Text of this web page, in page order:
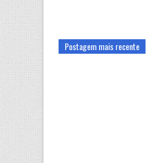
Postagem mais recente